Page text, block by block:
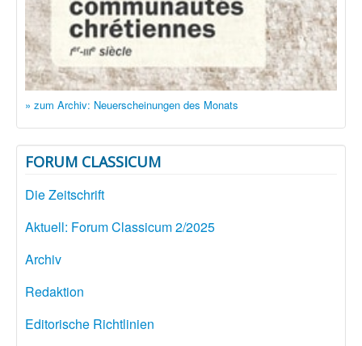
» zum Archiv: Neuerscheinungen des Monats
FORUM CLASSICUM
Die Zeitschrift
Aktuell: Forum Classicum 2/2025
Archiv
Redaktion
Editorische Richtlinien